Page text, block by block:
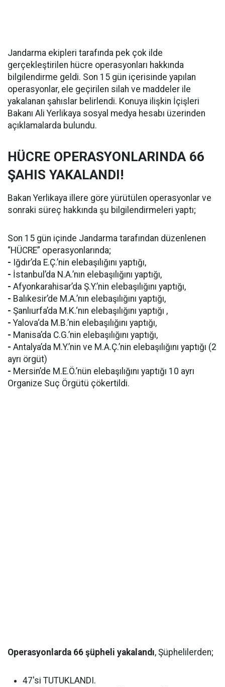
Jandarma ekipleri tarafında pek çok ilde
gerçekleştirilen hücre operasyonları hakkında
bilgilendirme geldi. Son 15 gün içerisinde yapılan
operasyonlar, ele geçirilen silah ve maddeler ile
yakalanan şahıslar belirlendi. Konuya ilişkin İçişleri
Bakanı Ali Yerlikaya sosyal medya hesabı üzerinden
açıklamalarda bulundu.
HÜCRE OPERASYONLARINDA 66
ŞAHIS YAKALANDI!
Bakan Yerlikaya illere göre yürütülen operasyonlar ve
sonraki süreç hakkında şu bilgilendirmeleri yaptı;
Son 15 gün içinde Jandarma tarafından düzenlenen
“HÜCRE” operasyonlarında;
- Iğdır’da E.Ç.’nin elebaşılığını yaptığı,
- İstanbul’da N.A.’nın elebaşılığını yaptığı,
- Afyonkarahisar’da Ş.Y.’nin elebaşılığını yaptığı,
- Balıkesir’de M.A.’nın elebaşılığını yaptığı,
- Şanlıurfa’da M.K.‘nın elebaşılığını yaptığı ,
- Yalova‘da M.B.’nin elebaşılığını yaptığı,
- Manisa’da C.G.’nin elebaşılığını yaptığı,
- Antalya’da M.Y.’nin ve M.A.Ç.’nin elebaşılığını yaptığı (2
ayrı örgüt)
- Mersin’de M.E.Ö.’nün elebaşılığını yaptığı 10 ayrı
Organize Suç Örgütü çökertildi.
Operasyonlarda 66 şüpheli yakalandı, Şüphelilerden;
47'si TUTUKLANDI.